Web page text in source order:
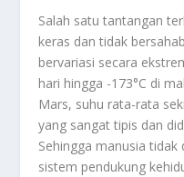
Salah satu tantangan
keras dan tidak
bervariasi secara
hari hingga -173°C di
Mars, suhu rata-rata
yang sangat tipis dan
Sehingga manusia
sistem pendukung